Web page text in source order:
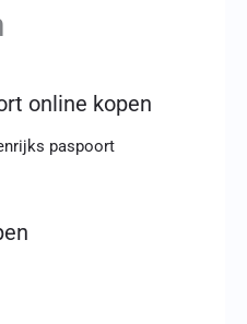
online kopen